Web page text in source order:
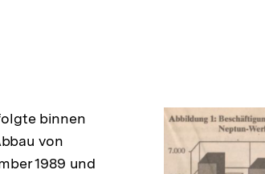
binnen
von
1989 und